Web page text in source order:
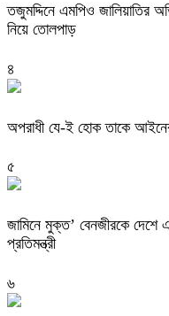
তজুমদ্দিনে এমপিও জালিয়াতির
নিয়ে তোলপাড়
৪
অপরাধী যে-ই হোক তাকে
৫
জামিনে মুক্ত’ বেনজীরকে দেশে
প্রতিমন্ত্রী
৬